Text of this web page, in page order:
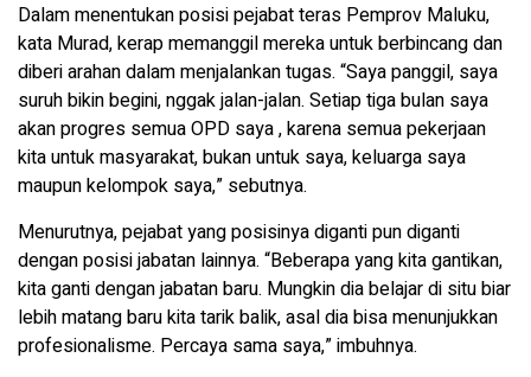
Dalam menentukan posisi pejabat teras Pemprov Maluku,
kata Murad, kerap memanggil mereka untuk berbincang dan
diberi arahan dalam menjalankan tugas. “Saya panggil, saya
suruh bikin begini, nggak jalan-jalan. Setiap tiga bulan saya
akan progres semua OPD saya , karena semua pekerjaan
kita untuk masyarakat, bukan untuk saya, keluarga saya
maupun kelompok saya,” sebutnya.
Menurutnya, pejabat yang posisinya diganti pun diganti
dengan posisi jabatan lainnya. “Beberapa yang kita gantikan,
kita ganti dengan jabatan baru. Mungkin dia belajar di situ biar
lebih matang baru kita tarik balik, asal dia bisa menunjukkan
profesionalisme. Percaya sama saya,” imbuhnya.